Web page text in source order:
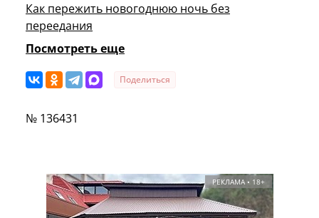
Как пережить новогоднюю ночь без
переедания
Посмотреть еще
Поделиться
№ 136431
РЕКЛАМА • 18+